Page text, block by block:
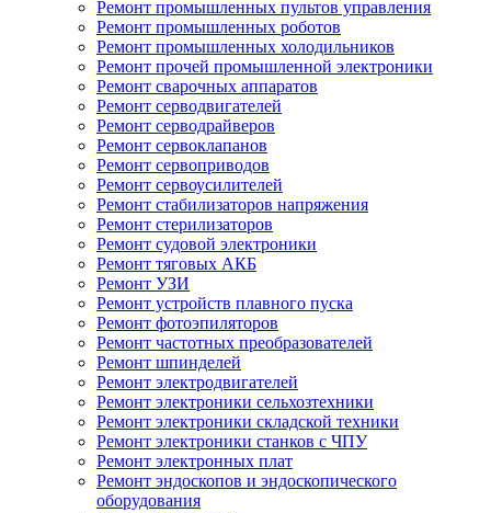
Ремонт промышленных пультов управления
Ремонт промышленных роботов
Ремонт промышленных холодильников
Ремонт прочей промышленной электроники
Ремонт сварочных аппаратов
Ремонт серводвигателей
Ремонт серводрайверов
Ремонт сервоклапанов
Ремонт сервоприводов
Ремонт сервоусилителей
Ремонт стабилизаторов напряжения
Ремонт стерилизаторов
Ремонт судовой электроники
Ремонт тяговых АКБ
Ремонт УЗИ
Ремонт устройств плавного пуска
Ремонт фотоэпиляторов
Ремонт частотных преобразователей
Ремонт шпинделей
Ремонт электродвигателей
Ремонт электроники сельхозтехники
Ремонт электроники складской техники
Ремонт электроники станков с ЧПУ
Ремонт электронных плат
Ремонт эндоскопов и эндоскопического
оборудования